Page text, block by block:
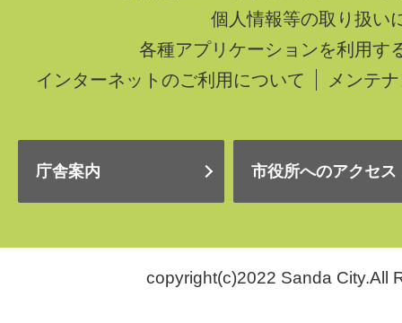
個人情報等の取り扱い
各種アプリケーションを利用す
インターネットのご利用について
メンテ
庁舎案内 市役所へのアクセス
copyright(c)2022 Sanda City.All